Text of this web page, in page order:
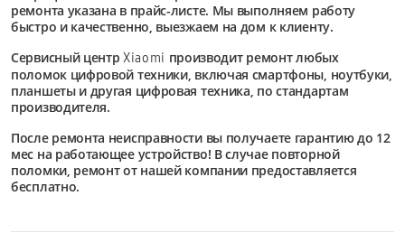
ремонта указана в прайс-листе. Мы выполняем работу
быстро и качественно, выезжаем на дом к клиенту.
Сервисный центрXiaomi производит ремонт любых
поломок цифровой техники, включая смартфоны, ноутбуки,
планшеты и другая цифровая техника, по стандартам
производителя.
После ремонта неисправности вы получаете гарантию до 12
мес на работающее устройство! В случае повторной
поломки, ремонт от нашей компании предоставляется
бесплатно.